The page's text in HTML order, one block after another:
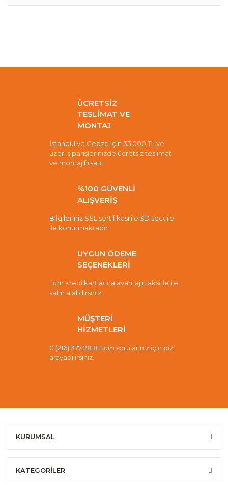
ÜCRETSİZ
TESLİMAT VE
MONTAJ
İstanbul ve Gebze için 35.000 TL ve
üzeri siparişlerinizde ücretsiz teslimat
ve montaj fırsatı!
%100 GÜVENLİ
ALIŞVERİŞ
Bilgileriniz SSL sertifikası ile 3D secure
ile korunmaktadır.
UYGUN ÖDEME
SEÇENEKLERİ
Tüm kredi kartlarına avantajlı taksitle ile
satın alabilirsiniz.
MÜŞTERİ
HİZMETLERİ
0 (216) 377 28 81 tüm sorularınız için bizi
arayabilirsiniz.
KURUMSAL
KATEGORİLER